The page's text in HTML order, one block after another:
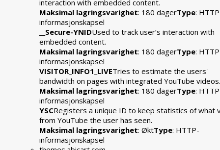
interaction with embedded content.
Maksimal lagringsvarighet: 180 dagerType:
informasjonskapsel
__Secure-YNIDUsed to track user’s interaction with
embedded content.
Maksimal lagringsvarighet: 180 dagerType:
informasjonskapsel
VISITOR_INFO1_LIVETries to estimate the users'
bandwidth on pages with integrated YouTube videos.
Maksimal lagringsvarighet: 180 dagerType:
informasjonskapsel
YSCRegisters a unique ID to keep statistics of what
from YouTube the user has seen.
Maksimal lagringsvarighet: ØktType: HTTP-
informasjonskapsel